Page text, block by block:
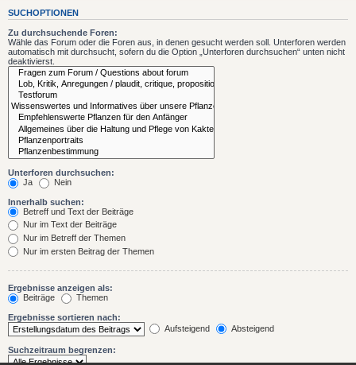
SUCHOPTIONEN
Zu durchsuchende Foren:
Wähle das Forum oder die Foren aus, in denen gesucht werden soll. Unterforen werden
automatisch mit durchsucht, sofern du die Option „Unterforen durchsuchen“ unten nicht
deaktivierst.
Unterforen durchsuchen:
Ja
Nein
Innerhalb suchen:
Betreff und Text der Beiträge
Nur im Text der Beiträge
Nur im Betreff der Themen
Nur im ersten Beitrag der Themen
Ergebnisse anzeigen als:
Beiträge
Themen
Ergebnisse sortieren nach:
Aufsteigend
Absteigend
Suchzeitraum begrenzen: